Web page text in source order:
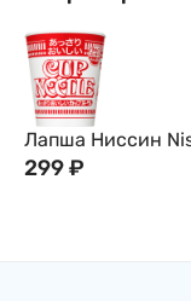
Лапша Ниссин
Noodle с
299₽